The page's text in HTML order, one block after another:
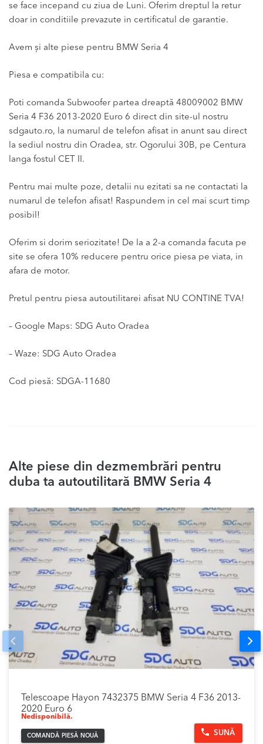
se face incepand cu ziua de Luni. Oferim dreptul la retur
doar in conditiile prevazute in certificatul de garantie.
Avem și alte piese pentru BMW Seria 4
Piesa e compatibila cu:
Poti comanda Subwoofer partea dreaptă 48009002 BMW
Seria 4 F36 2013-2020 Euro 6 direct din site-ul nostru
sdgauto.ro, la numarul de telefon afisat in anunt sau direct
la sediul nostru din Oradea, str. Ogorului 30B, pe Centura
langa fostul CET II.
Pentru mai multe poze, detalii nu ezitati sa ne contactati la
numarul de telefon afisat! Raspundem in cel mai scurt timp
posibil!
Oferim si dorim seriozitate! De la a 2-a comanda facuta pe
site se ofera 10% reducere pentru orice piesa pe viata, in
afara de motor.
Pretul pentru piesa autoutilitarei afisat NU CONTINE TVA!
– Google Maps: SDG Auto Oradea
– Waze: SDG Auto Oradea
Cod piesă: SDGA-11680
Alte piese din dezmembrări pentru
duba ta autoutilitară BMW Seria 4
Telescoape Hayon 7432375 BMW Seria 4 F36 2013-
2020 Euro 6
Nedisponibilă.
COMANDĂ PIESĂ NOUĂ SUNĂ
Prev